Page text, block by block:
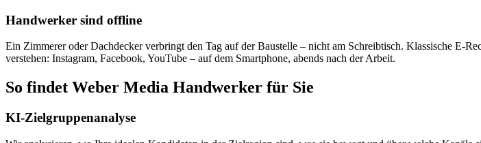
Handwerker sind offline
Ein Zimmerer oder Dachdecker verbringt den Tag auf der Baustelle – nicht am Schreibtisch. Klassische E-
verstehen: Instagram, Facebook, YouTube – auf dem Smartphone, abends nach der Arbeit.
So findet Weber Media Handwerker für Sie
KI-Zielgruppenanalyse